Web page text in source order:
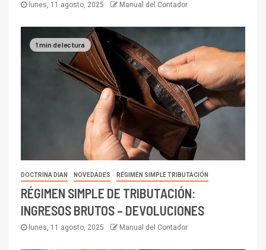
lunes, 11 agosto, 2025 Manual del Contador
1 min de lectura
DOCTRINA DIAN NOVEDADES RÉGIMEN SIMPLE TRIBUTACIÓN
RÉGIMEN SIMPLE DE TRIBUTACIÓN:
INGRESOS BRUTOS – DEVOLUCIONES
lunes, 11 agosto, 2025 Manual del Contador